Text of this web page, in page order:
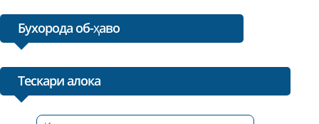
Бухорода об-ҳаво
Тескари алока